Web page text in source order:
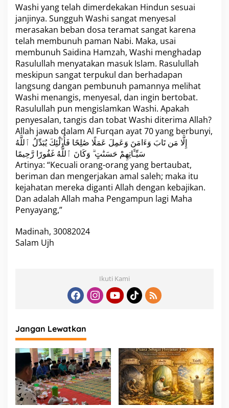
J
a
b
a
l
U
h
u
d
S
e
j
r
a
h
K
e
a
m
Washi yang telah dimerdekakan Hindun sesuai
janjinya. Sungguh Washi sangat menyesal
merasakan beban dosa teramat sangat karena
telah membunuh paman Nabi. Maka, usai
membunuh Saidina Hamzah, Washi menghadap
Rasulullah menyatakan masuk Islam. Rasulullah
meskipun sangat terpukul dan berhadapan
langsung dangan pembunuh pamannya melihat
Washi menangis, menyesal, dan ingin bertobat.
Rasulullah pun mengislamkan Washi. Apakah
penyesalan, tangis dan tobat Washi diterima Allah?
Allah jawab dalam Al Furqan ayat 70 yang berbunyi,
إِلَّا مَن تَابَ وَءَامَنَ وَعَمِلَ عَمَلًا صَٰلِحًا فَأُو۟لَٰٓئِكَ يُبَدِّلُ ٱللَّهُ
سَيِّـَٔاتِهِمْ حَسَنَٰتٍ ۗ وَكَانَ ٱللَّهُ غَفُورًا رَّحِيمًا
Artinya: “Kecuali orang-orang yang bertaubat,
beriman dan mengerjakan amal saleh; maka itu
kejahatan mereka diganti Allah dengan kebajikan.
Dan adalah Allah maha Pengampun lagi Maha
Penyayang,”
Madinah, 30082024
Salam Ujh
Ikuti Kami
Jangan Lewatkan